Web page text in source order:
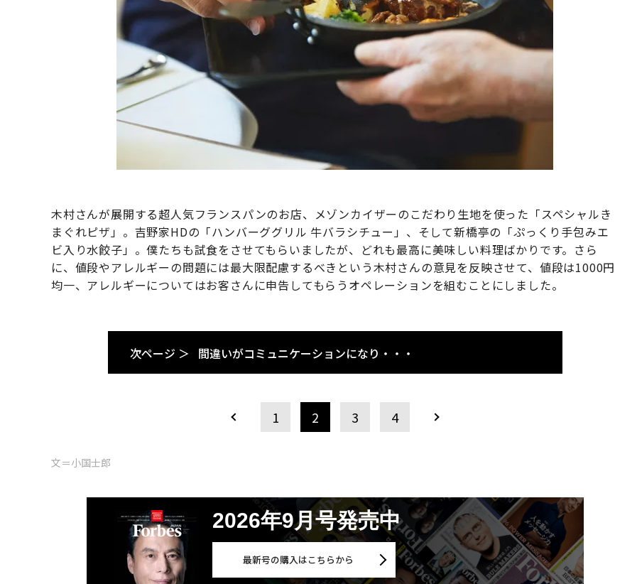
木村さんが展開する超人気フランスパンのお店、メゾンカイザーのこだわり生地を使った「スペシャルき
まぐれピザ」。吉野家HDの「ハンバーググリル 牛バラシチュー」、そして新橋亭の「ぷっくり手包みエ
ビ入り水餃子」。僕たちも試食をさせてもらいましたが、どれも最高に美味しい料理ばかりです。さら
に、値段やアレルギーの問題には最大限配慮するべきという木村さんの意見を反映させて、値段は1000円
均一、アレルギーについてはお客さんに申告してもらうオペレーションを組むことにしました。
次ページ ＞ 間違いがコミュニケーションになり・・・
1 2 3 4
文＝小国士郎
2026年9月号発売中
最新号の購入はこちらから